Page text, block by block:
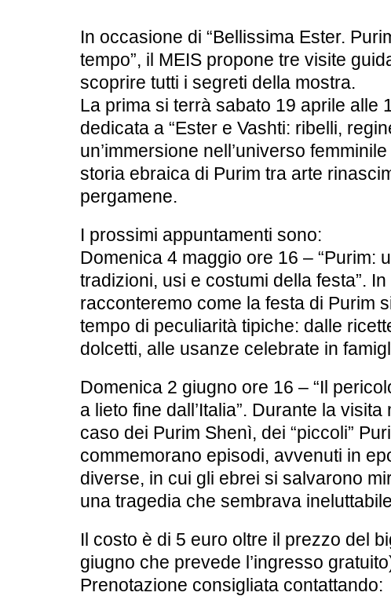
In occasione di “Bellissima Ester.
tempo”, il MEIS propone tre visite
scoprire tutti i segreti della mostra.
La prima si terrà sabato 19 aprile alle
dedicata a “Ester e Vashti: ribelli,
un’immersione nell’universo
storia ebraica di Purim tra arte
pergamene.
I prossimi appuntamenti sono:
Domenica 4 maggio ore 16 –“Purim:
tradizioni, usi e costumi della festa”.
racconteremo come la festa di Purim
tempo di peculiarità tipiche: dalle
dolcetti, alle usanze celebrate in
Domenica 2 giugno ore 16 – “Il
a lieto fine dall’Italia”. Durante la visita
caso dei Purim Shenì, dei “piccoli”
commemorano episodi, avvenuti in
diverse, in cui gli ebrei si salvarono
una tragedia che sembrava
Il costo è di 5 euro oltre il prezzo del
giugno che prevede l’ingresso
Prenotazione consigliata contattando: